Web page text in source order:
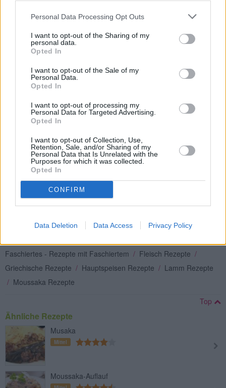
Personal Data Processing Opt Outs
I want to opt-out of the Sharing of my
personal data.
Opted In
I want to opt-out of the Sale of my
Personal Data.
Opted In
I want to opt-out of processing my
Personal Data for Targeted Advertising.
Opted In
I want to opt-out of Collection, Use,
Retention, Sale, and/or Sharing of my
Personal Data that Is Unrelated with the
Purposes for which it was collected.
Opted In
CONFIRM
Data Deletion Data Access Privacy Policy
Faschiertes - Rezepte mit Faschiertem / Fleisch Rezepte /
Griechische Rezepte / Hauptspeisen Rezepte / Lamm Rezepte
/ Moussaka Rezepte
Top
Ähnliche Rezepte
Musaka
Mittel
Moussaka-Auflauf